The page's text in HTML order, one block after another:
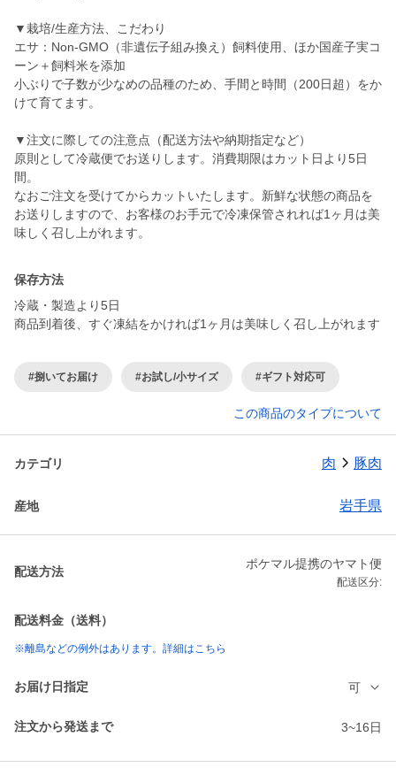
▼栽培/生産方法、こだわり
エサ：Non-GMO（非遺伝子組み換え）飼料使用、ほか国産子実コ
ーン＋飼料米を添加
小ぶりで子数が少なめの品種のため、手間と時間（200日超）をか
けて育てます。
▼注文に際しての注意点（配送方法や納期指定など）
原則として冷蔵便でお送りします。消費期限はカット日より5日
間。
なおご注文を受けてからカットいたします。新鮮な状態の商品を
お送りしますので、お客様のお手元で冷凍保管されれば1ヶ月は美
味しく召し上がれます。
保存方法
冷蔵・製造より5日
商品到着後、すぐ凍結をかければ1ヶ月は美味しく召し上がれます
#捌いてお届け #お試し/小サイズ #ギフト対応可
この商品のタイプについて
カテゴリ 肉 豚肉
産地 岩手県
配送方法
ポケマル提携のヤマト便
配送区分:
配送料金（送料）
※離島などの例外はあります。詳細はこちら
お届け日指定 可
注文から発送まで 3~16日